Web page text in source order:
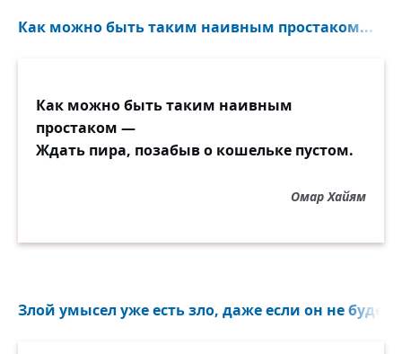
И, чтоб любви не таяла звезда,
Как можно быть таким наивным простаком...
Как можно быть таким наивным
простаком —
Ждать пира, позабыв о кошельке пустом.
Омар Хайям
Злой умысел уже есть зло, даже если он не будет